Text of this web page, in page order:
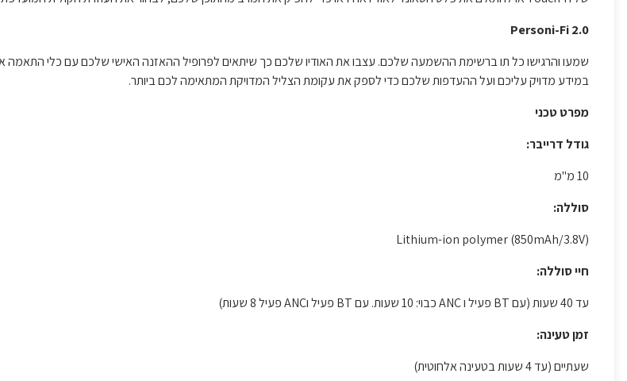
Personi-Fi 2.0
שמעו והרגישו כל תו ברשימת ההשמעה שלכם. עצבו את האודיו שלכם כך שיתאים לפרופיל ההאזנה האישי שלכם עם כלי התאמה
במידע מדויק עליכם ועל ההעדפות שלכם כדי לספק את עקומת הצליל המדויקת המתאימה לכם ביותר.
מפרט טכני
גודל דרייבר:
10 מ"מ
סוללה:
Lithium-ion polymer (850mAh/3.8V)
חיי סוללה:
עד 40 שעות (עם BT פעיל ו ANC כבוי: 10 שעות. עם BT פעיל וANC פעיל 8 שעות)
זמן טעינה:
שעתיים (עד 4 שעות בטעינה אלחוטית)